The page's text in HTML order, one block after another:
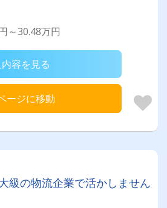
～30.48万円
容を見る
ージに移動
級の物流企業で活かしません